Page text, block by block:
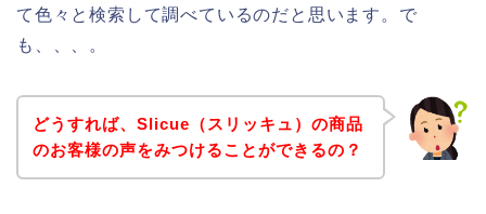
て色々と検索して調べているのだと思います。で
も、、、。
どうすれば、Slicue（スリッキュ）の商品
のお客様の声をみつけることができるの？